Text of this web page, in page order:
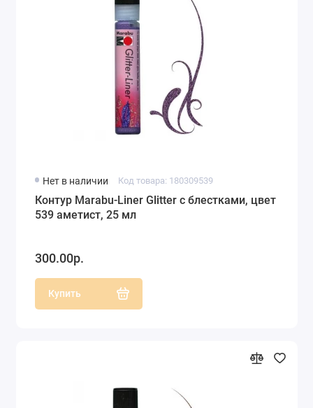
Нет в наличии Код товара: 180309539
Контур Marabu-Liner Glitter с блестками, цвет
539 аметист, 25 мл
300.00р.
Купить